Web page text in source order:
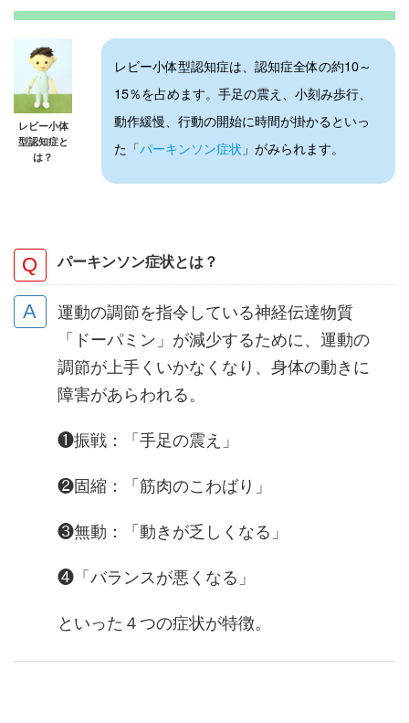
レビー小体
型認知症と
は？
レビー小体型認知症は、認知症全体の約10～
15％を占めます。手足の震え、小刻み歩行、
動作緩慢、行動の開始に時間が掛かるといっ
た「パーキンソン症状 」がみられます。
パーキンソン症状とは？
運動の調節を指令している神経伝達物質
「ドーパミン」が減少するために、運動の
調節が上手くいかなくなり、身体の動きに
障害があらわれる。
❶振戦：「手足の震え」
❷固縮：「筋肉のこわばり」
❸無動：「動きが乏しくなる」
❹「バランスが悪くなる」
といった４つの症状が特徴。